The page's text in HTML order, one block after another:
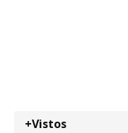
+Vistos